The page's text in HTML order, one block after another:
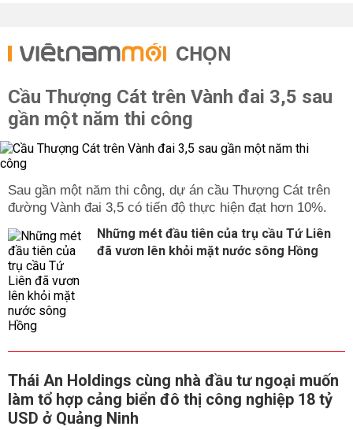
CHỌN
Cầu Thượng Cát trên Vành đai 3,5 sau
gần một năm thi công
Sau gần một năm thi công, dự án cầu Thượng Cát trên
đường Vành đai 3,5 có tiến độ thực hiện đạt hơn 10%.
Những mét đầu tiên của trụ cầu Tứ Liên
đã vươn lên khỏi mặt nước sông Hồng
Thái An Holdings cùng nhà đầu tư ngoại muốn
làm tổ hợp cảng biển đô thị công nghiệp 18 tỷ
USD ở Quảng Ninh